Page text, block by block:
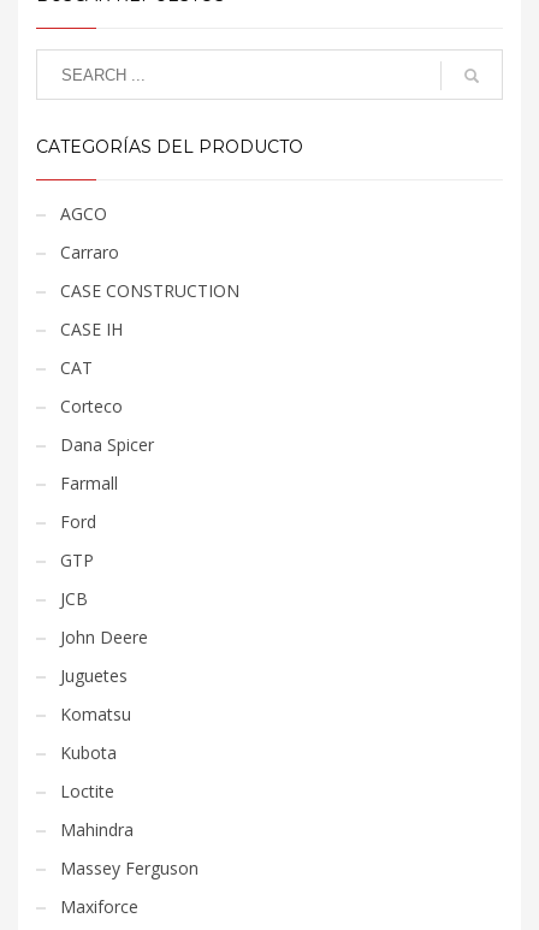
CATEGORÍAS DEL PRODUCTO
AGCO
Carraro
CASE CONSTRUCTION
CASE IH
CAT
Corteco
Dana Spicer
Farmall
Ford
GTP
JCB
John Deere
Juguetes
Komatsu
Kubota
Loctite
Mahindra
Massey Ferguson
Maxiforce